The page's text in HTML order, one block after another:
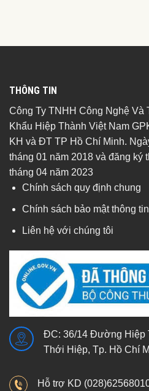
THÔNG TIN
Công Ty TNHH Công Nghệ
Khẩu Hiệp Thành Việt Nam
KH và ĐT TP Hồ Chí Minh.
tháng 01 năm 2018 và đăng ký
tháng 04 năm 2023
Chính sách quy định chung
Chính sách bảo mật thông tin
Liên hệ với chúng tôi
ĐC: 36/14 Đường Hiệp
Thới Hiệp, Tp. Hồ Chí
Hỗ trợ KD